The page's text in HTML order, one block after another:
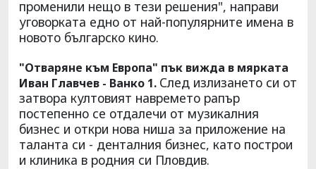
променили нещо в тези решения", направи
уговорката едно от най-популярните имена в
новото българско кино.
"Отваряне към Европа" пък вижда в мярката
Иван Главчев - Ванко 1. След излизането си от
затвора култовият навремето рапър
постепенно се отдалечи от музикалния
бизнес и откри нова ниша за приложение на
таланта си - денталния бизнес, като построи
и клиника в родния си Пловдив.